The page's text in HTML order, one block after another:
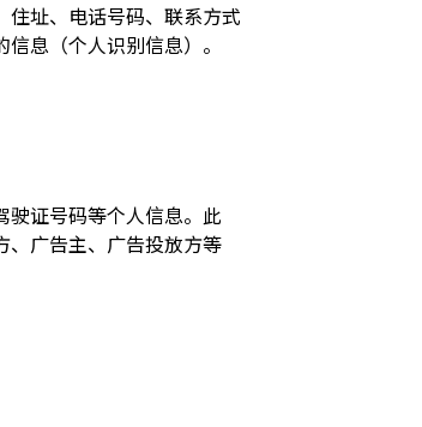
址、电话号码、联系方式
息（个人识别信息）。
驶证号码等个人信息。此
、广告主、广告投放方等